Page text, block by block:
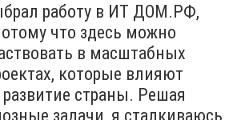
работу в ИТ ДОМ.РФ,
что здесь можно
в масштабных
которые влияют
развитие страны. Решая
задачи, я сталкиваюсь